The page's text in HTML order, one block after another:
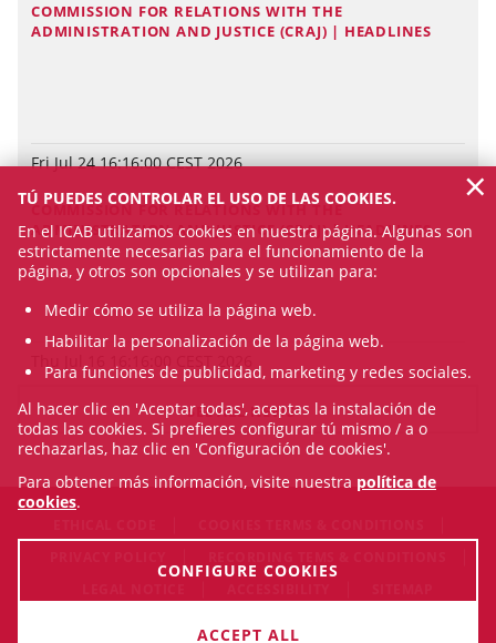
COMMISSION FOR RELATIONS WITH THE
ADMINISTRATION AND JUSTICE (CRAJ) | HEADLINES
Fri Jul 24 16:16:00 CEST 2026
COMMISSION FOR RELATIONS WITH THE
ADMINISTRATION AND JUSTICE (CRAJ) | HEADLINES
Thu Jul 16 16:16:00 CEST 2026
SEE ALL NEWS
© Mon Aug 10 12:33:31 CEST 2026 Il·lustre Col·legi de
TÚ PUEDES CONTROLAR EL USO DE LAS COOKIES.
En el ICAB utilizamos cookies en nuestra página. Algunas son
estrictamente necesarias para el funcionamiento de la
página, y otros son opcionales y se utilizan para:
Medir cómo se utiliza la página web.
Habilitar la personalización de la página web.
Para funciones de publicidad, marketing y redes sociales.
Al hacer clic en 'Aceptar todas', aceptas la instalación de
todas las cookies. Si prefieres configurar tú mismo / a o
rechazarlas, haz clic en 'Configuración de cookies'.
Para obtener más información, visite nuestra política de
cookies.
CONFIGURE COOKIES
ACCEPT ALL
×